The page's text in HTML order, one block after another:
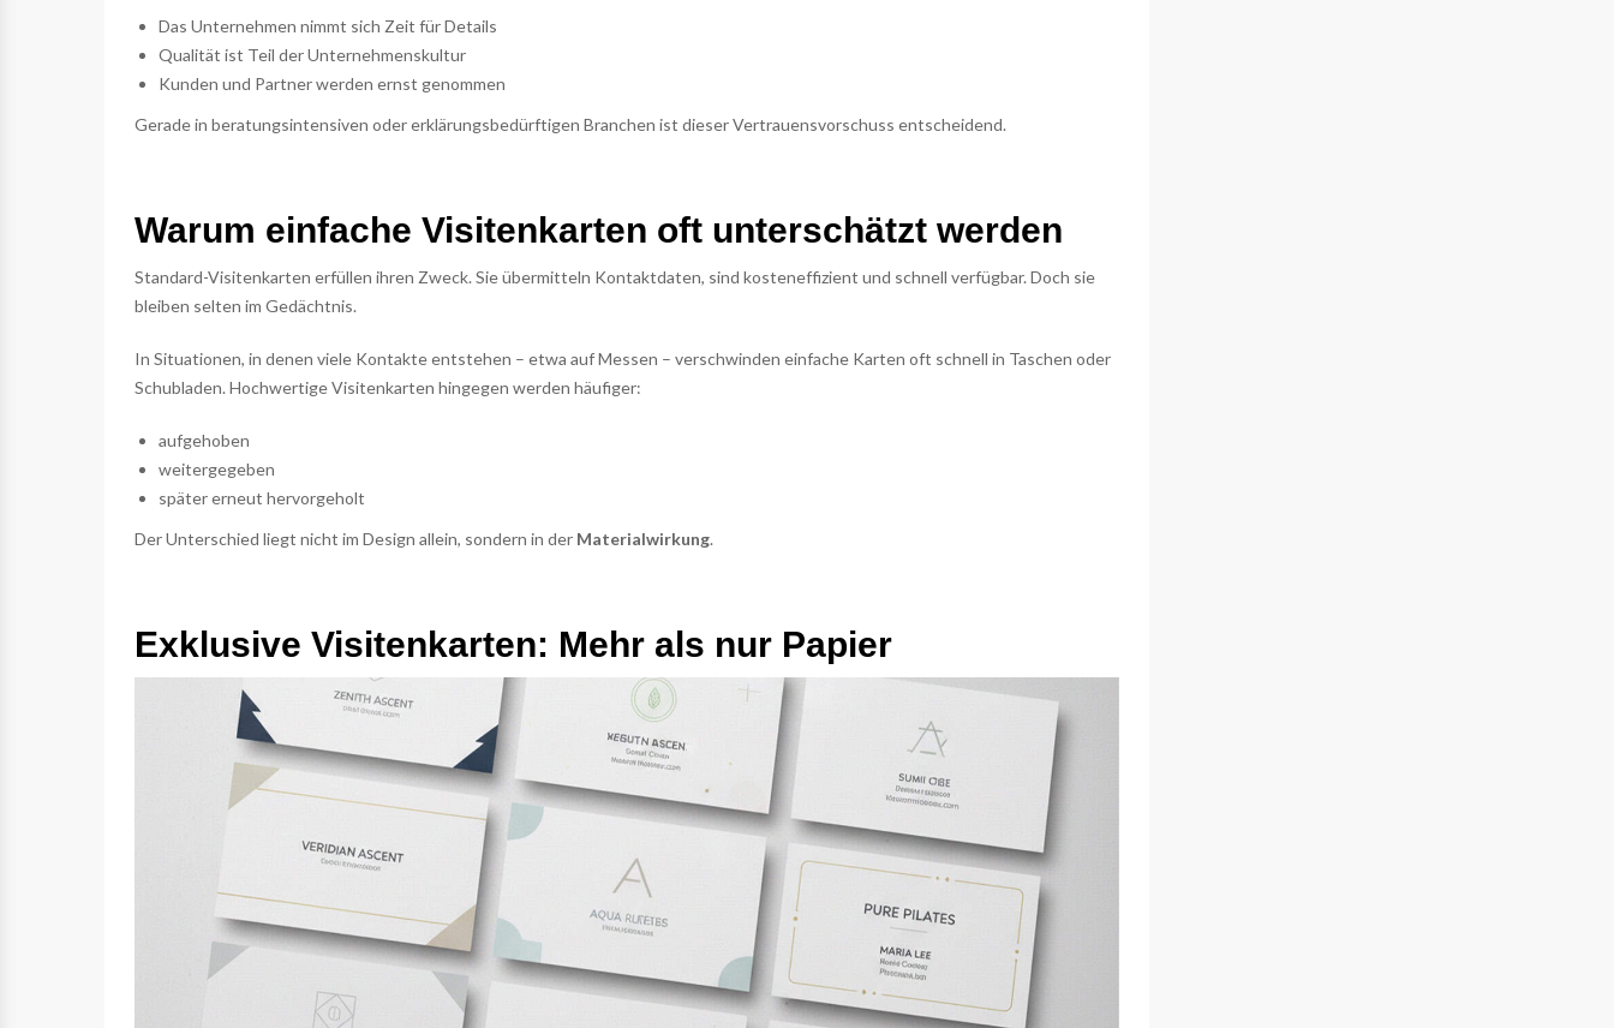
Das Unternehmen nimmt sich Zeit für Details
Qualität ist Teil der Unternehmenskultur
Kunden und Partner werden ernst genommen
Gerade in beratungsintensiven oder erklärungsbedürftigen Branchen ist dieser Vertrauensvorschuss entscheidend.
Warum einfache Visitenkarten oft unterschätzt werden
Standard-Visitenkarten erfüllen ihren Zweck. Sie übermitteln Kontaktdaten, sind kosteneffizient und schnell verfügbar. Doch sie
bleiben selten im Gedächtnis.
In Situationen, in denen viele Kontakte entstehen – etwa auf Messen – verschwinden einfache Karten oft schnell in Taschen oder
Schubladen. Hochwertige Visitenkarten hingegen werden häufiger:
aufgehoben
weitergegeben
später erneut hervorgeholt
Der Unterschied liegt nicht im Design allein, sondern in der Materialwirkung.
Exklusive Visitenkarten: Mehr als nur Papier